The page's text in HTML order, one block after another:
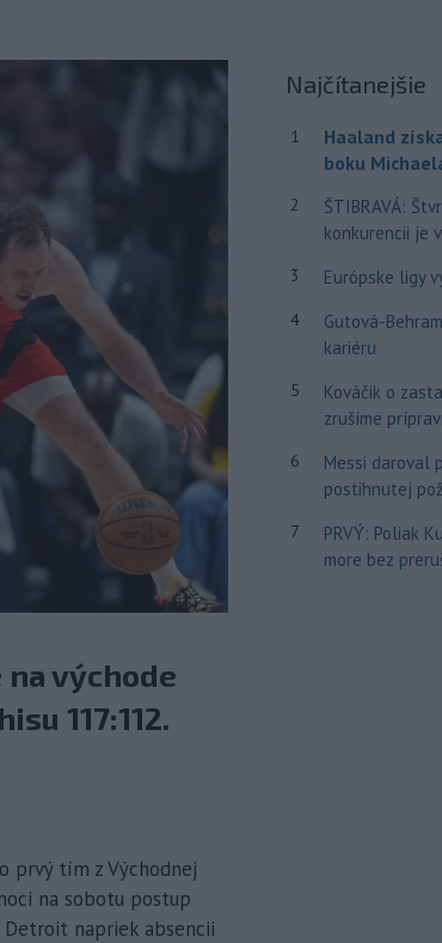
východe
117:112.
prvý tím z Východnej
na sobotu postup
napriek absencii
Najčítanejšie
1
Haaland
boku
2
ŠTIBRAVÁ:
konkurencii je
3 Európske ligy
4
Gutová-
kariéru
5
Kováčik o
zrušíme
6
Messi daroval
postihnutej
7
PRVÝ: Poliak
more bez